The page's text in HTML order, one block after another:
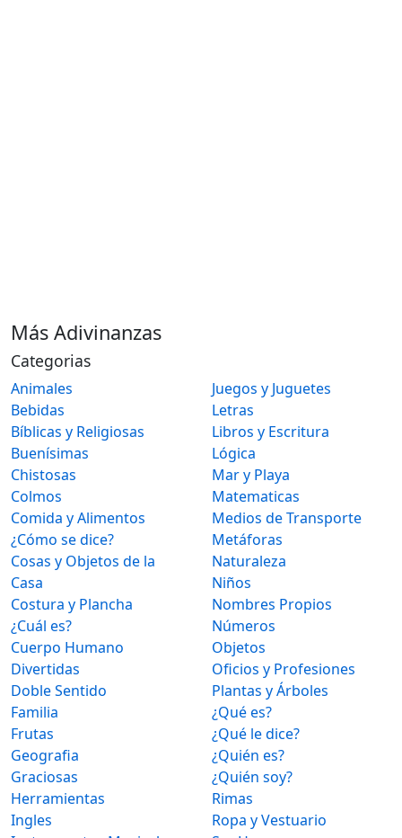
Más Adivinanzas
Categorias
Animales
Bebidas
Bíblicas y Religiosas
Buenísimas
Chistosas
Colmos
Comida y Alimentos
¿Cómo se dice?
Cosas y Objetos de la
Casa
Costura y Plancha
¿Cuál es?
Cuerpo Humano
Divertidas
Doble Sentido
Familia
Frutas
Geografia
Graciosas
Herramientas
Ingles
Juegos y Juguetes
Letras
Libros y Escritura
Lógica
Mar y Playa
Matematicas
Medios de Transporte
Metáforas
Naturaleza
Niños
Nombres Propios
Números
Objetos
Oficios y Profesiones
Plantas y Árboles
¿Qué es?
¿Qué le dice?
¿Quién es?
¿Quién soy?
Rimas
Ropa y Vestuario